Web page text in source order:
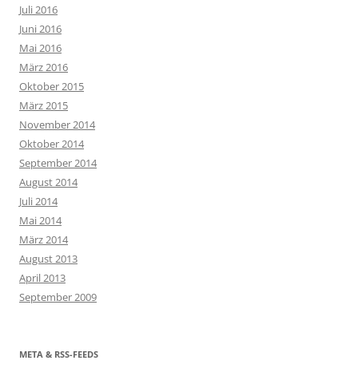
Juli 2016
Juni 2016
Mai 2016
März 2016
Oktober 2015
März 2015
November 2014
Oktober 2014
September 2014
August 2014
Juli 2014
Mai 2014
März 2014
August 2013
April 2013
September 2009
META & RSS-FEEDS